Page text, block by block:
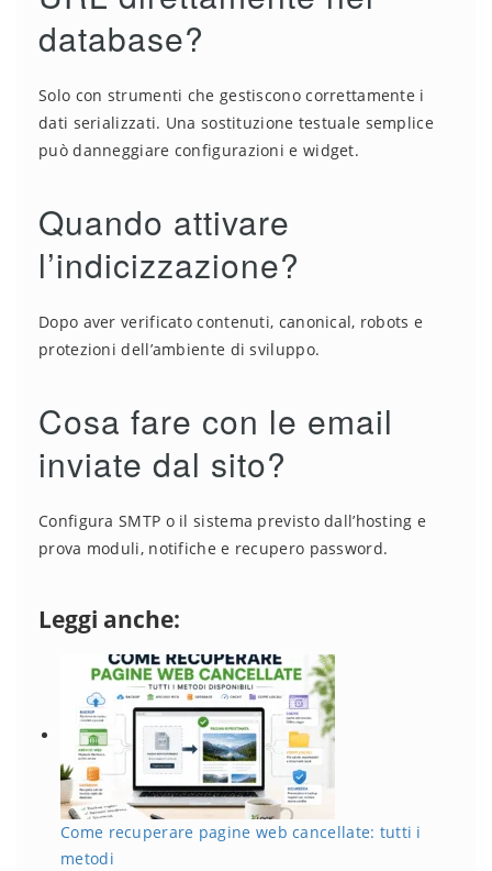
database?
Solo con strumenti che gestiscono correttamente i
dati serializzati. Una sostituzione testuale semplice
può danneggiare configurazioni e widget.
Quando attivare
l’indicizzazione?
Dopo aver verificato contenuti, canonical, robots e
protezioni dell’ambiente di sviluppo.
Cosa fare con le email
inviate dal sito?
Configura SMTP o il sistema previsto dall’hosting e
prova moduli, notifiche e recupero password.
Leggi anche:
Come recuperare pagine web cancellate: tutti i
metodi